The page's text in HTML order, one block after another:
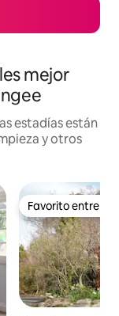
mejor
estadías están
y otros
Favorito entre
Favorito entre